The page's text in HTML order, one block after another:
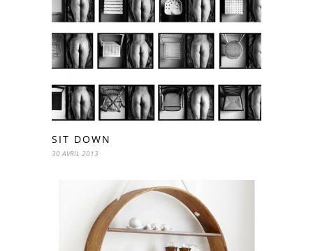
SIT DOWN
30 AVRIL 2013